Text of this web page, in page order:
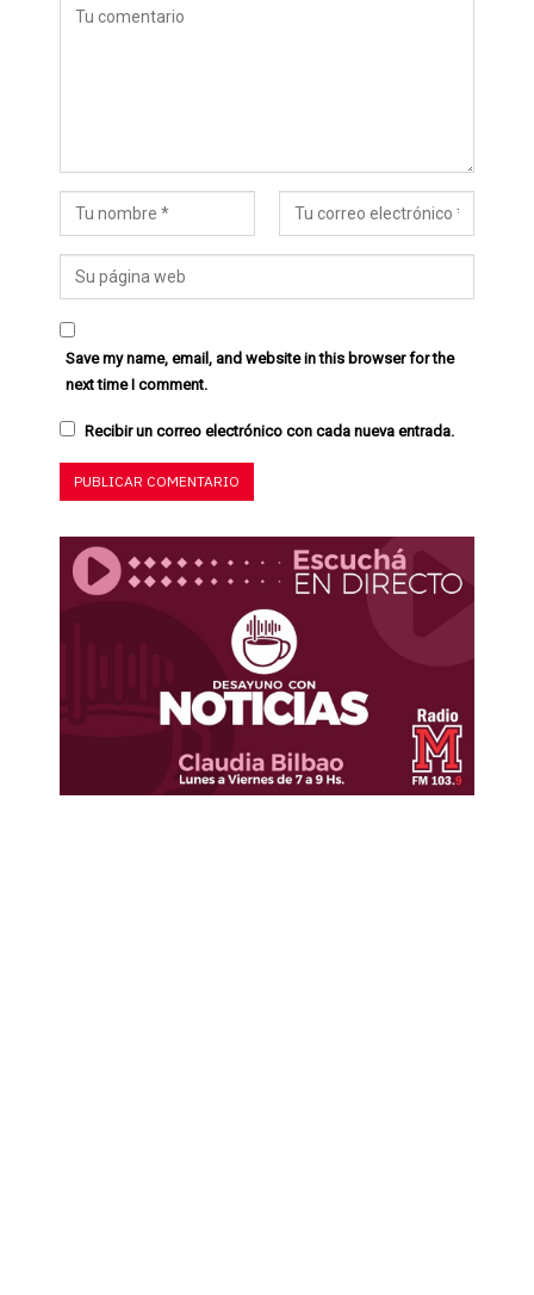
Save my name, email, and website in this browser for the
next time I comment.
Recibir un correo electrónico con cada nueva entrada.